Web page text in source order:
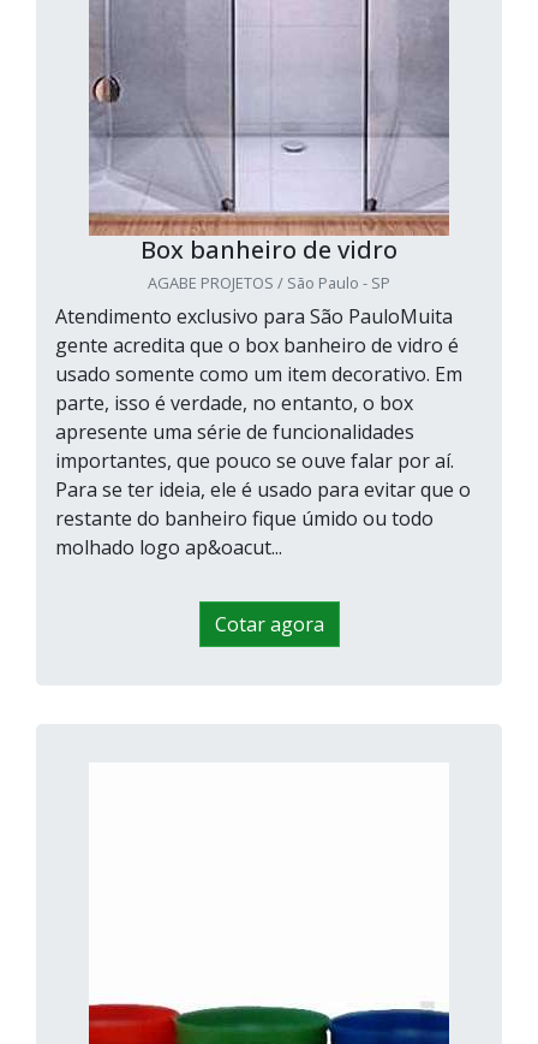
Box banheiro de vidro
AGABE PROJETOS / São Paulo - SP
Atendimento exclusivo para São PauloMuita
gente acredita que o box banheiro de vidro é
usado somente como um item decorativo. Em
parte, isso é verdade, no entanto, o box
apresente uma série de funcionalidades
importantes, que pouco se ouve falar por aí.
Para se ter ideia, ele é usado para evitar que o
restante do banheiro fique úmido ou todo
molhado logo ap&oacut...
Cotar agora